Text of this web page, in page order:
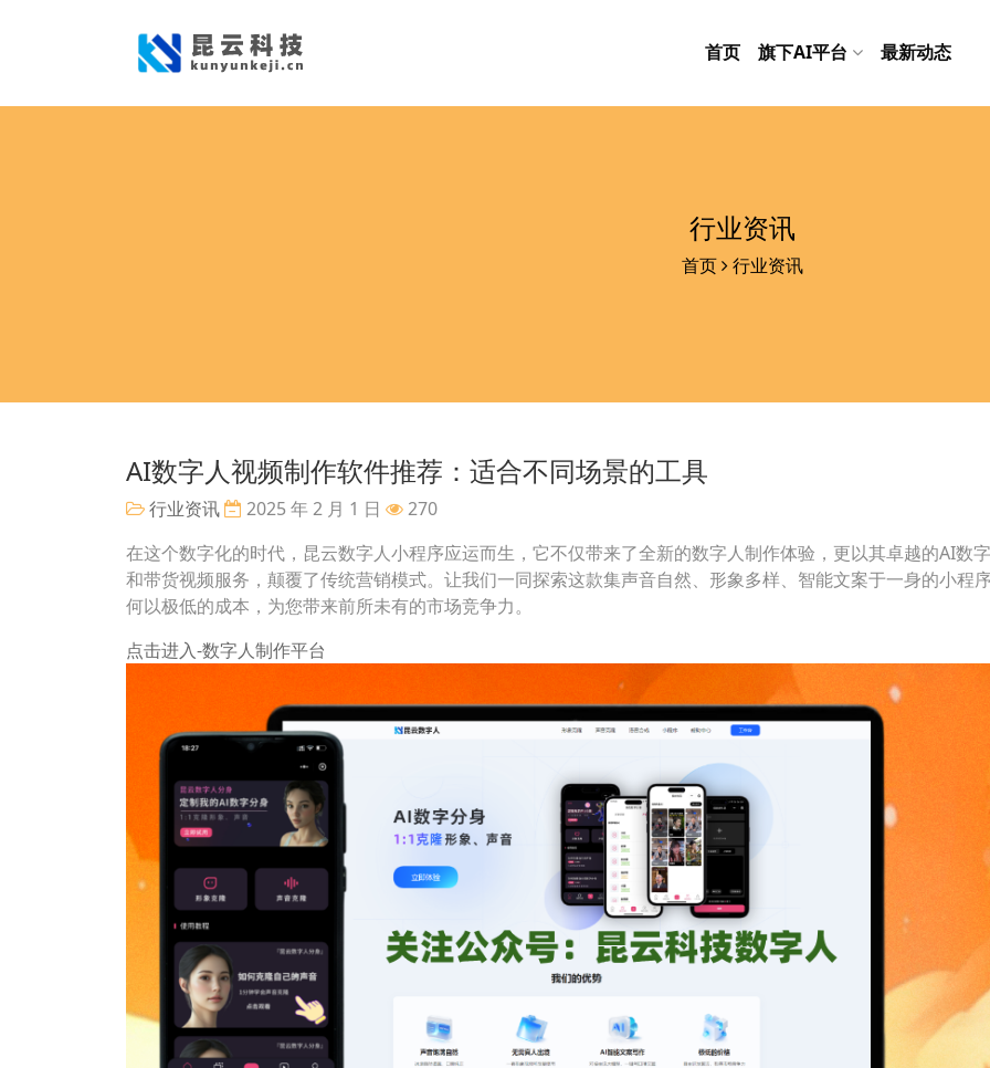
首页 旗下AI平台 最新动态
行业资讯
首页 行业资讯
AI数字人视频制作软件推荐：适合不同场景的工具
行业资讯 2025 年 2 月 1 日
270
在这个数字化的时代，昆云数字人小程序应运而生，它不仅带来了全新的数字人制作体验，更以其卓越的AI数
和带货视频服务，颠覆了传统营销模式。让我们一同探索这款集声音自然、形象多样、智能文案于一身的小程
何以极低的成本，为您带来前所未有的市场竞争力。
点击进入-数字人制作平台